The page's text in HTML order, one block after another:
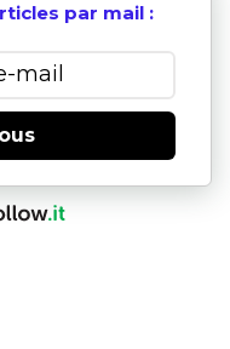
par mail :